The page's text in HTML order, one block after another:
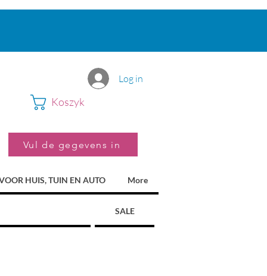
Log in
Koszyk
Vul de gegevens in
HUIS, TUIN EN AUTO More
SALE